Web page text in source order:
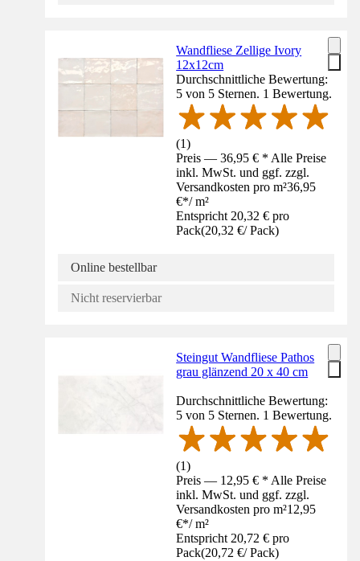
Wandfliese Zellige Ivory
12x12cm
Durchschnittliche Bewertung:
5 von 5 Sternen. 1 Bewertung.
(1)
Preis — 36,95 € * Alle Preise
inkl. MwSt. und ggf. zzgl.
Versandkosten pro m²36,95
€*/ m²
Entspricht 20,32 € pro
Pack(20,32 €/ Pack)
Online bestellbar
Nicht reservierbar
Steingut Wandfliese Pathos
grau glänzend 20 x 40 cm
Durchschnittliche Bewertung:
5 von 5 Sternen. 1 Bewertung.
(1)
Preis — 12,95 € * Alle Preise
inkl. MwSt. und ggf. zzgl.
Versandkosten pro m²12,95
€*/ m²
Entspricht 20,72 € pro
Pack(20,72 €/ Pack)